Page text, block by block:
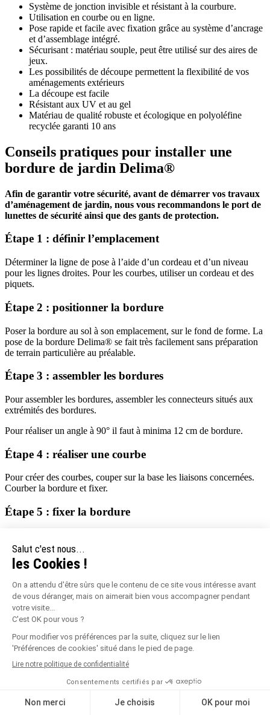
Système de jonction invisible et résistant à la courbure.
Utilisation en courbe ou en ligne.
Pose rapide et facile avec fixation grâce au système d’ancrage
et d’assemblage intégré.
Sécurisant : matériau souple, peut être utilisé sur des aires de
jeux.
Les possibilités de découpe permettent la flexibilité de vos
aménagements extérieurs
La découpe est facile
Résistant aux UV et au gel
Matériau de qualité robuste et écologique en polyoléfine
recyclée garanti 10 ans
Conseils pratiques pour installer une
bordure de jardin Delima®
Afin de garantir votre sécurité, avant de démarrer vos travaux
d’aménagement de jardin, nous vous recommandons le port de
lunettes de sécurité ainsi que des gants de protection.
Étape 1 : définir l’emplacement
Déterminer la ligne de pose à l’aide d’un cordeau et d’un niveau
pour les lignes droites. Pour les courbes, utiliser un cordeau et des
piquets.
Étape 2 : positionner la bordure
Poser la bordure au sol à son emplacement, sur le fond de forme. La
pose de la bordure Delima® se fait très facilement sans préparation
de terrain particulière au préalable.
Étape 3 : assembler les bordures
Pour assembler les bordures, assembler les connecteurs situés aux
extrémités des bordures.
Pour réaliser un angle à 90° il faut à minima 12 cm de bordure.
Étape 4 : réaliser une courbe
Pour créer des courbes, couper sur la base les liaisons concernées.
Courber la bordure et fixer.
Étape 5 : fixer la bordure
Pour les sols dont le fond de forme est composé de cailloux
compactés ou similaire, utiliser des clous de charpentier de diamètre
Consommation des pieux d’ancrage
En pose droite: 3 sur la première bordure puis 2 par bordure (le
dernier ancrage faisant office de premier de la bordure suivante).
: 1 piquet de plus qu’en ligne droite, soit 4 pieux
d’ancrage (2 avant l’angle et 2 après l’angle).
En courbe constante: 6 piquets par bordure, soit 1 point de
fixation sur 2.